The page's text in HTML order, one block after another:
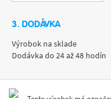
3. DODÁVKA
Výrobok na sklade
Dodávka do 24 až 48 hodín